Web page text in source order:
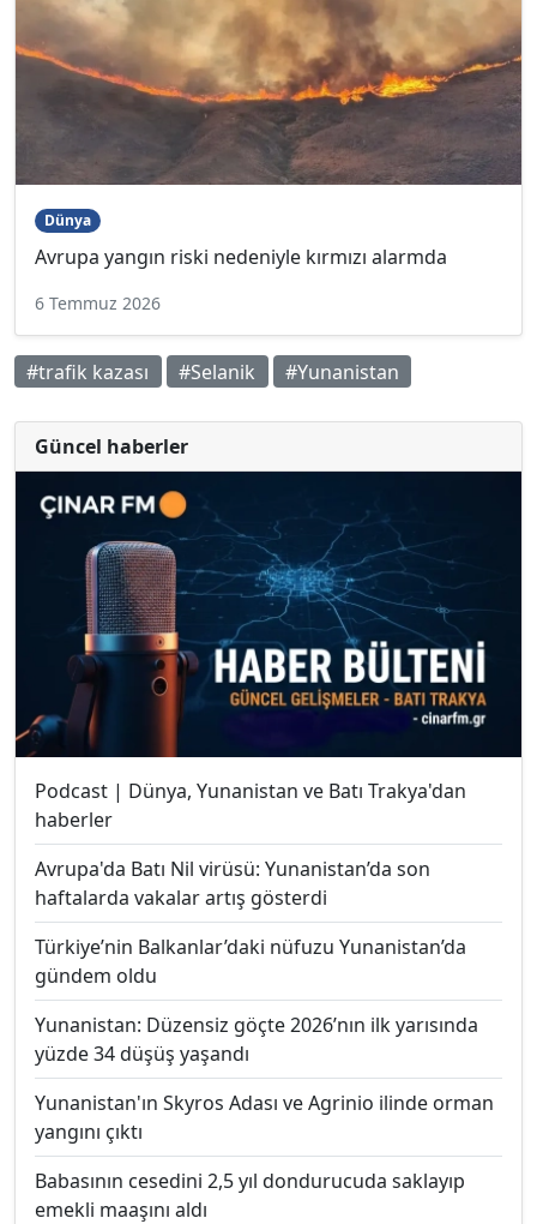
Dünya
Avrupa yangın riski nedeniyle kırmızı alarmda
6 Temmuz 2026
#trafik kazası #Selanik #Yunanistan
Güncel haberler
Podcast | Dünya, Yunanistan ve Batı Trakya'dan
haberler
Avrupa'da Batı Nil virüsü: Yunanistan’da son
haftalarda vakalar artış gösterdi
Türkiye’nin Balkanlar’daki nüfuzu Yunanistan’da
gündem oldu
Yunanistan: Düzensiz göçte 2026’nın ilk yarısında
yüzde 34 düşüş yaşandı
Yunanistan'ın Skyros Adası ve Agrinio ilinde orman
yangını çıktı
Babasının cesedini 2,5 yıl dondurucuda saklayıp
emekli maaşını aldı